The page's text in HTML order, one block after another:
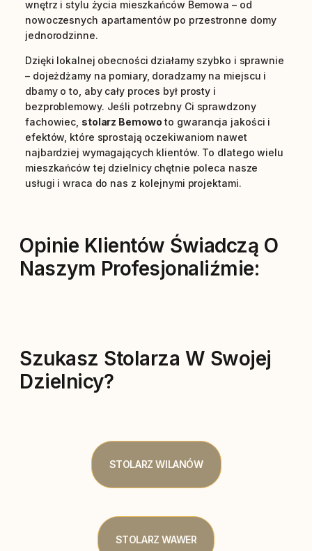
wnętrz i stylu życia mieszkańców Bemowa – od
nowoczesnych apartamentów po przestronne domy
jednorodzinne.
Dzięki lokalnej obecności działamy szybko i sprawnie
– dojeżdżamy na pomiary, doradzamy na miejscu i
dbamy o to, aby cały proces był prosty i
bezproblemowy. Jeśli potrzebny Ci sprawdzony
fachowiec, stolarz Bemowoto gwarancja jakości i
efektów, które sprostają oczekiwaniom nawet
najbardziej wymagających klientów. To dlatego wielu
mieszkańców tej dzielnicy chętnie poleca nasze
usługi i wraca do nas z kolejnymi projektami.
Opinie Klientów Świadczą O
Naszym Profesjonaliźmie:
Szukasz Stolarza W Swojej
Dzielnicy?
STOLARZ WILANÓW
STOLARZ WAWER